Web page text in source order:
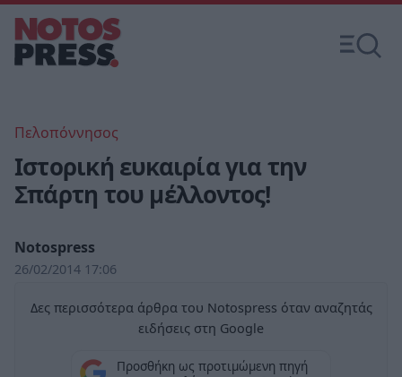
Πελοπόννησος
Ιστορική ευκαιρία για την
Σπάρτη του μέλλοντος!
Notospress
26/02/2014 17:06
Δες περισσότερα άρθρα του Notospress όταν αναζητάς
ειδήσεις στη Google
Προσθήκη ως προτιμώμενη πηγή